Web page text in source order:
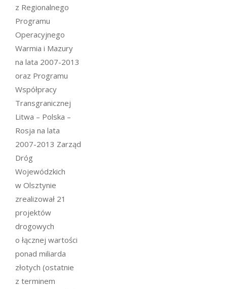
z Regionalnego
Programu
Operacyjnego
Warmia i Mazury
na lata 2007-2013
oraz Programu
Współpracy
Transgranicznej
Litwa – Polska –
Rosja na lata
2007-2013 Zarząd
Dróg
Wojewódzkich
w Olsztynie
zrealizował 21
projektów
drogowych
o łącznej wartości
ponad miliarda
złotych (ostatnie
z terminem